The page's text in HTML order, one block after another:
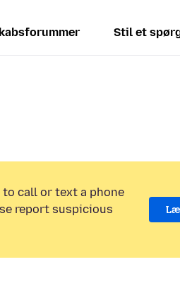
Stil et
to call or text a phone
report suspicious